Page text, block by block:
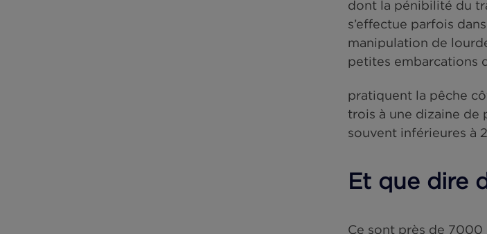
Ainsi, ces 38
Probablement
en gros
manipulation